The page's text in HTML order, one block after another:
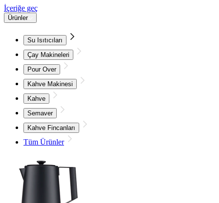
İçeriğe geç
Ürünler
Su Isıtıcıları
Çay Makineleri
Pour Over
Kahve Makinesi
Kahve
Semaver
Kahve Fincanları
Tüm Ürünler